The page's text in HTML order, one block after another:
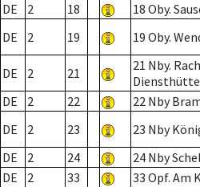
DE
2 18 18 Oby.
DE
2 19 19 Oby.
DE 2 21
21 Nby.
Diensthütte
DE
2 22 22 Nby
DE
2 23 23 Nby
DE
2 24 24 Nby
DE
2 33 33 Opf. Am